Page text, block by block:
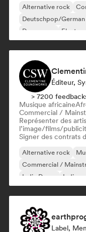
Alternative rock
Deutschpop/German
Dream pop
Éditeur,
> 7200
Musique africaine
Commercial /
Représenter des
l’image/films/
Signer des contrats
Alternative rock
Commercial /
Indie Dance
Indie
Label,